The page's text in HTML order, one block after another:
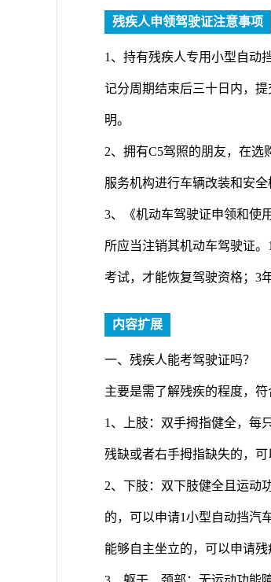
残疾人申领驾驶证注意事项
1、持有残疾人专用小型自动
记分周期结束后三十日内，
明。
2、拥有C5驾照的朋友，在
服务机构进行车辆改装和安
3、《机动车驾驶证申领和使
所应当注销其机动车驾驶证
考试，才能恢复驾驶资格；3
内容扩展
一、残疾人能考驾驶证吗？
主要是需了解残疾的程度，
1、上肢：双手拇指健全，每
残缺或者右手拇指缺失的，
2、下肢：双下肢健全且运动
的，可以申请1小型自动挡汽
能够自主坐立的，可以申请